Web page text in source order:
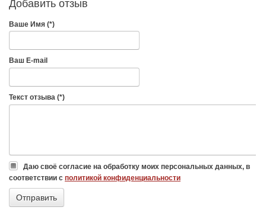
Добавить отзыв
Ваше Имя (*)
Ваш E-mail
Текст отзыва (*)
Даю своё согласие на обработку моих персональных данных, в
соответствии с политикой конфиденциальности